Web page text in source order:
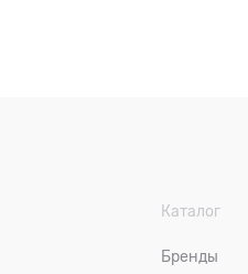
Каталог
Бренды